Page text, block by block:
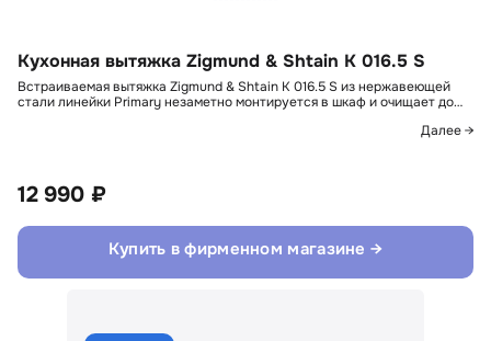
Кухонная вытяжка Zigmund & Shtain K 016.5 S
Встраиваемая вытяжка Zigmund & Shtain K 016.5 S из нержавеющей
стали линейки Primary незаметно монтируется в шкаф и очищает до…
Далее →
12 990 ₽
Купить в фирменном магазине →